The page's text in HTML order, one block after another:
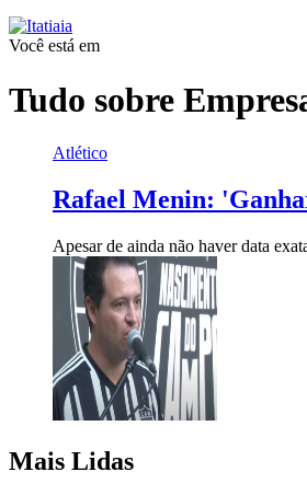
Você está em
Tudo sobre
Atlético
Rafael Menin:
Apesar de ainda não haver data
Mais Lidas